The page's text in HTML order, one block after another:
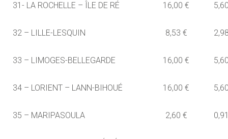
31- LA ROCHELLE – ÎLE DE RÉ 16,00 €
32 – LILLE-LESQUIN 8,53 €
33 – LIMOGES-BELLEGARDE 16,00 €
34 – LORIENT – LANN-BIHOUÉ 16,00 €
35 – MARIPASOULA 2,60 €